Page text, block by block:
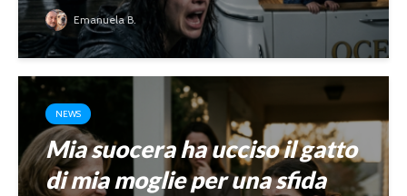
Emanuela B.
NEWS
Mia suocera ha ucciso il gatto
di mia moglie per una sfida